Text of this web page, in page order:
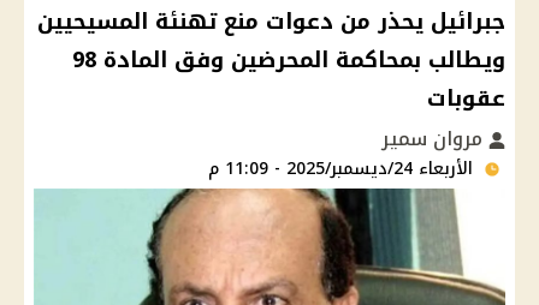
جبرائيل يحذر من دعوات منع تهنئة المسيحيين
ويطالب بمحاكمة المحرضين وفق المادة 98
عقوبات
مروان سمير
الأربعاء 24/ديسمبر/2025 - 11:09 م